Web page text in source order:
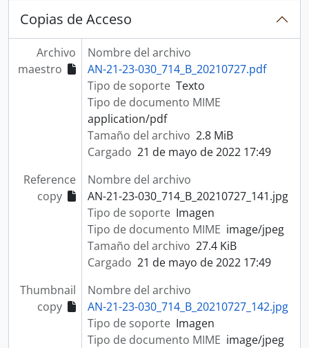
Copias de Acceso
Archivo
maestro
Nombre del archivo
AN-21-23-030_714_B_20210727.pdf
Tipo de soporte Texto
Tipo de documento MIME
application/pdf
Tamaño del archivo 2.8 MiB
Cargado 21 de mayo de 2022 17:49
Reference
copy
Nombre del archivo
AN-21-23-030_714_B_20210727_141.jpg
Tipo de soporte Imagen
Tipo de documento MIME image/jpeg
Tamaño del archivo 27.4 KiB
Cargado 21 de mayo de 2022 17:49
Thumbnail
copy
Nombre del archivo
AN-21-23-030_714_B_20210727_142.jpg
Tipo de soporte Imagen
Tipo de documento MIME image/jpeg